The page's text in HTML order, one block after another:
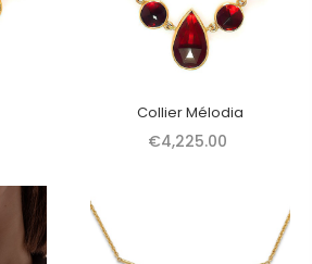
Collier Mélodia
€4,225.00